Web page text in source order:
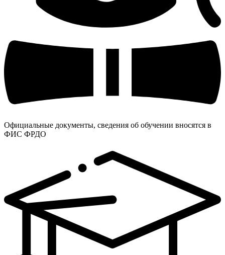
Официальные документы, сведения об обучении вносятся в
ФИС ФРДО